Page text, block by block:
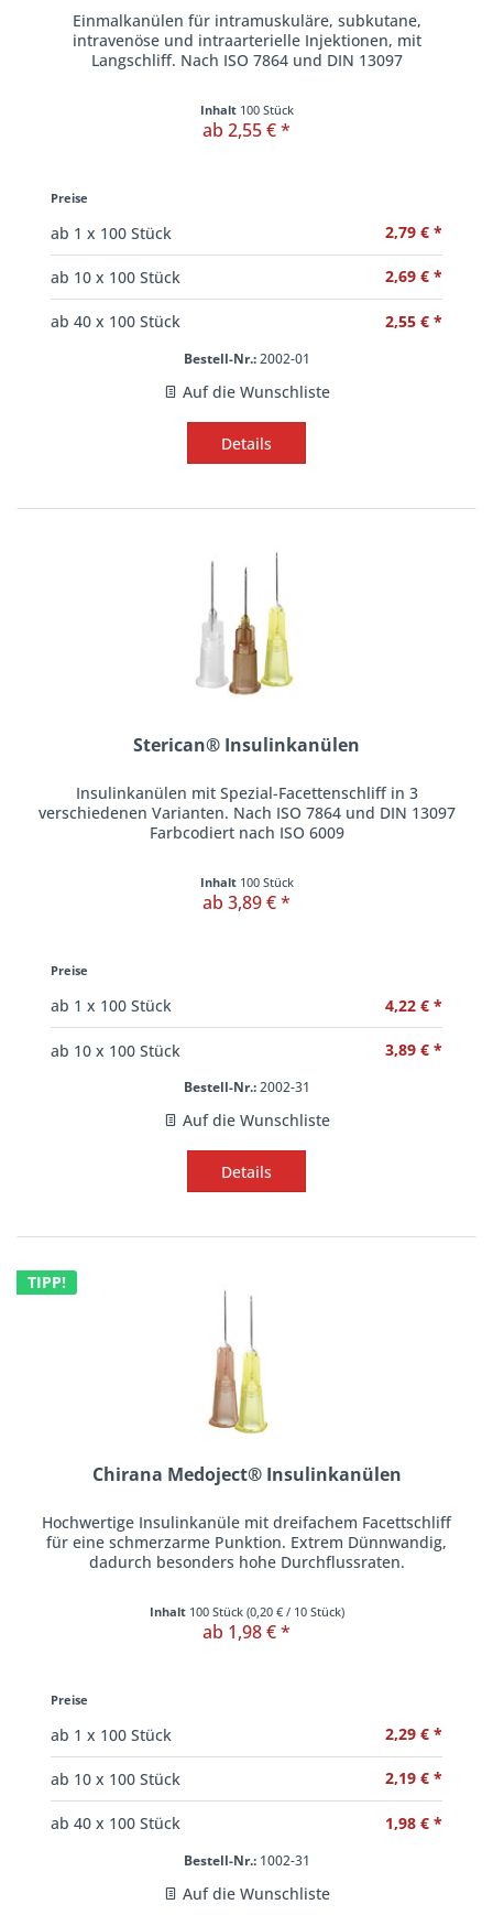
Einmalkanülen für intramuskuläre, subkutane,
intravenöse und intraarterielle Injektionen, mit
Langschliff. Nach ISO 7864 und DIN 13097
Inhalt 100 Stück
ab 2,55 € *
Preise
ab 1x 100 Stück 2,79 € *
ab 10x 100 Stück 2,69 € *
ab 40x 100 Stück 2,55 € *
Bestell-Nr.:2002-01
Auf die Wunschliste
Details
Sterican® Insulinkanülen
Insulinkanülen mit Spezial-Facettenschliff in 3
verschiedenen Varianten. Nach ISO 7864 und DIN 13097
Farbcodiert nach ISO 6009
Inhalt 100 Stück
ab 3,89 € *
Preise
ab 1x 100 Stück 4,22 € *
ab 10x 100 Stück 3,89 € *
Bestell-Nr.:2002-31
Auf die Wunschliste
Details
TIPP!
Chirana Medoject® Insulinkanülen
Hochwertige Insulinkanüle mit dreifachem Facettschliff
für eine schmerzarme Punktion. Extrem Dünnwandig,
dadurch besonders hohe Durchflussraten.
Inhalt 100 Stück (0,20 €/ 10 Stück)
ab 1,98 € *
Preise
ab 1x 100 Stück 2,29 € *
ab 10x 100 Stück 2,19 € *
ab 40x 100 Stück 1,98 € *
Bestell-Nr.:1002-31
Auf die Wunschliste